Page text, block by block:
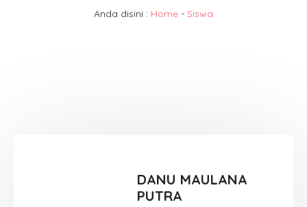
Anda disini : Home - Siswa
DANU MAULANA
PUTRA